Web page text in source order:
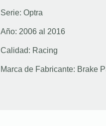
Serie: Optra
Año: 2006 al 2016
Calidad: Racing
Marca de Fabricante: Brake